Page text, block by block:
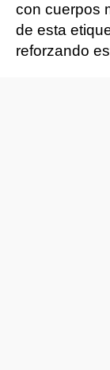
con cuerpos
de esta
reforzando